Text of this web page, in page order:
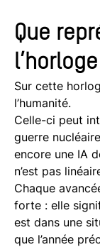
Que
Sur cette
l’humanité.
Celle-ci peut
guerre
encore une IA
n’est pas
Chaque
forte : elle
est dans une
que l’année